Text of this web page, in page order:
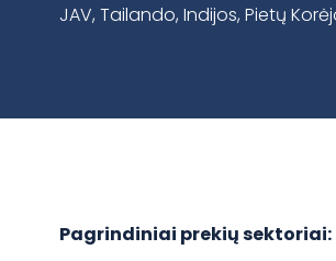
JAV, Tailando, Indijos, Pietų
Pagrindiniai prekių sektoriai: